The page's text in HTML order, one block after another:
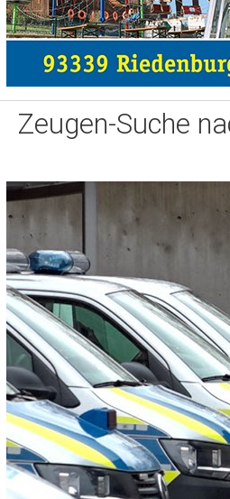
Zeugen-Suche